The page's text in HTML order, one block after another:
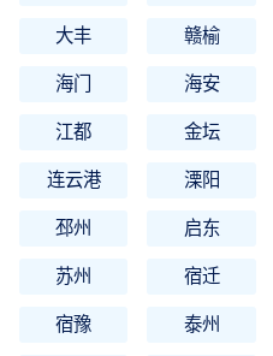
大丰 赣榆
海门 海安
江都 金坛
连云港 溧阳
邳州 启东
苏州 宿迁
宿豫 泰州